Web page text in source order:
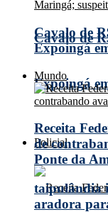
Cavalo de
Expoingá
Policial
Cavalo de
Expoingá
Mundo
Receita
de
Ponte da
taipulândia
aradora